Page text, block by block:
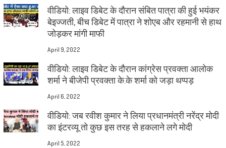
वीडियो: लाइव डिबेट के दौरान संबित पात्रा की हुई भयंकर
बेइज्जती, बीच डिबेट में पात्रा ने शोएब और रहमानी से हाथ
जोड़कर मांगी माफी
April 9, 2022
वीडियो: लाइव डिबेट के दौरान कांग्रेस प्रवक्ता आलोक
शर्मा ने बीजेपी प्रवक्ता के.के शर्मा को जड़ा थप्पड़
April 6, 2022
वीडियो: जब रवीश कुमार ने लिया प्रधानमंत्री नरेंद्र मोदी
का इंटरव्यू तो कुछ इस तरह से हकलाने लगे मोदी
April 5, 2022